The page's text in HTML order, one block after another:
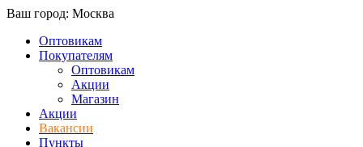
Ваш город: Москва
Оптовикам
Покупателям
Оптовикам
Акции
Магазин
Акции
Вакансии
Пункты